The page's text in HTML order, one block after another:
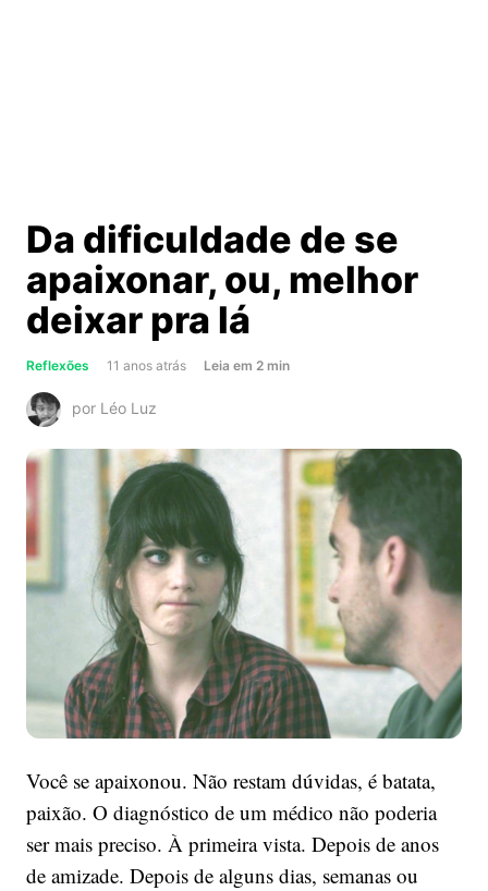
Da dificuldade de se
apaixonar, ou, melhor
deixar pra lá
Reflexões 11 anos atrás Leia about
apaixonar,
ou,
melhor
deixar
pra
lá
em 2 min
por Léo Luz
Você se apaixonou. Não restam dúvidas, é batata,
paixão. O diagnóstico de um médico não poderia
ser mais preciso. À primeira vista. Depois de anos
de amizade. Depois de alguns dias, semanas ou